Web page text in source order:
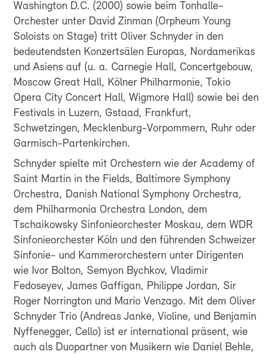
Washington D.C. (2000) sowie beim Tonhalle-
Orchester unter David Zinman (Orpheum Young
Soloists on Stage) tritt Oliver Schnyder in den
bedeutendsten Konzertsälen Europas, Nordamerikas
und Asiens auf (u. a. Carnegie Hall, Concertgebouw,
Moscow Great Hall, Kölner Philharmonie, Tokio
Opera City Concert Hall, Wigmore Hall) sowie bei den
Festivals in Luzern, Gstaad, Frankfurt,
Schwetzingen, Mecklenburg-Vorpommern, Ruhr oder
Garmisch-Partenkirchen.
Schnyder spielte mit Orchestern wie der Academy of
Saint Martin in the Fields, Baltimore Symphony
Orchestra, Danish National Symphony Orchestra,
dem Philharmonia Orchestra London, dem
Tschaikowsky Sinfonieorchester Moskau, dem WDR
Sinfonieorchester Köln und den führenden Schweizer
Sinfonie- und Kammerorchestern unter Dirigenten
wie Ivor Bolton, Semyon Bychkov, Vladimir
Fedoseyev, James Gaffigan, Philippe Jordan, Sir
Roger Norrington und Mario Venzago. Mit dem Oliver
Schnyder Trio (Andreas Janke, Violine, und Benjamin
Nyffenegger, Cello) ist er international präsent, wie
auch als Duopartner von Musikern wie Daniel Behle,